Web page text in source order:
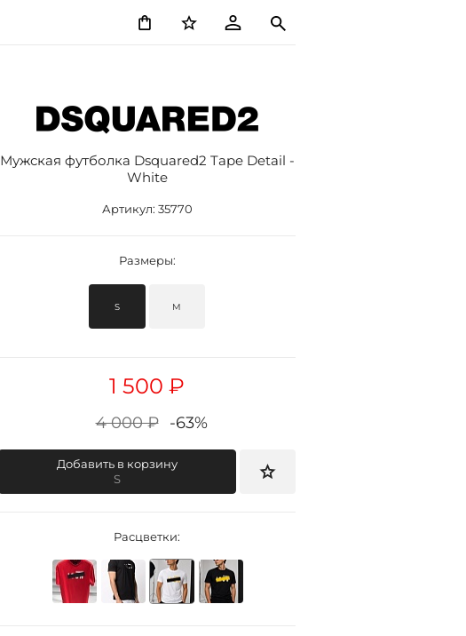
Мужская футболка Dsquared2 Tape Detail -
White
Артикул: 35770
Размеры:
S M
1 500 ₽
4 000 ₽ -63%
Добавить в корзину
S
Расцветки: